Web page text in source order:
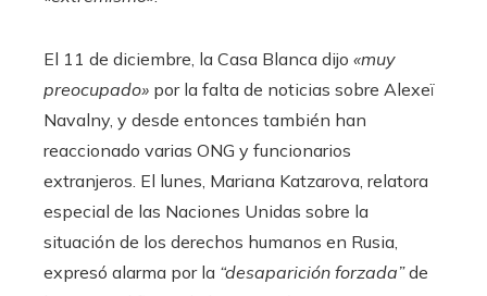
El 11 de diciembre, la Casa Blanca dijo «muy
preocupado» por la falta de noticias sobre Alexeï
Navalny, y desde entonces también han
reaccionado varias ONG y funcionarios
extranjeros. El lunes, Mariana Katzarova, relatora
especial de las Naciones Unidas sobre la
situación de los derechos humanos en Rusia,
expresó alarma por la “desaparición forzada”de